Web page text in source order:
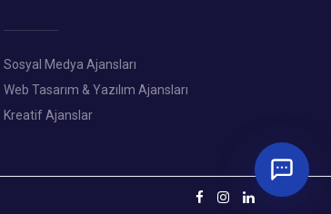
Sosyal Medya Ajansları
Web Tasarım & Yazılım Ajansları
Kreatif Ajanslar